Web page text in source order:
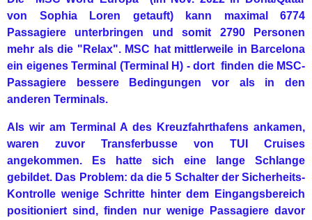
von Sophia Loren getauft) kann maximal 6774
Passagiere unterbringen und somit 2790 Personen
mehr als die "Relax". MSC hat mittlerweile in Barcelona
ein eigenes Terminal (Terminal H) - dort finden die MSC-
Passagiere bessere Bedingungen vor als in den
anderen Terminals.
Als wir am Terminal A des Kreuzfahrthafens ankamen,
waren zuvor Transferbusse von TUI Cruises
angekommen. Es hatte sich eine lange Schlange
gebildet. Das Problem: da die 5 Schalter der Sicherheits-
Kontrolle wenige Schritte hinter dem Eingangsbereich
positioniert sind, finden nur wenige Passagiere davor